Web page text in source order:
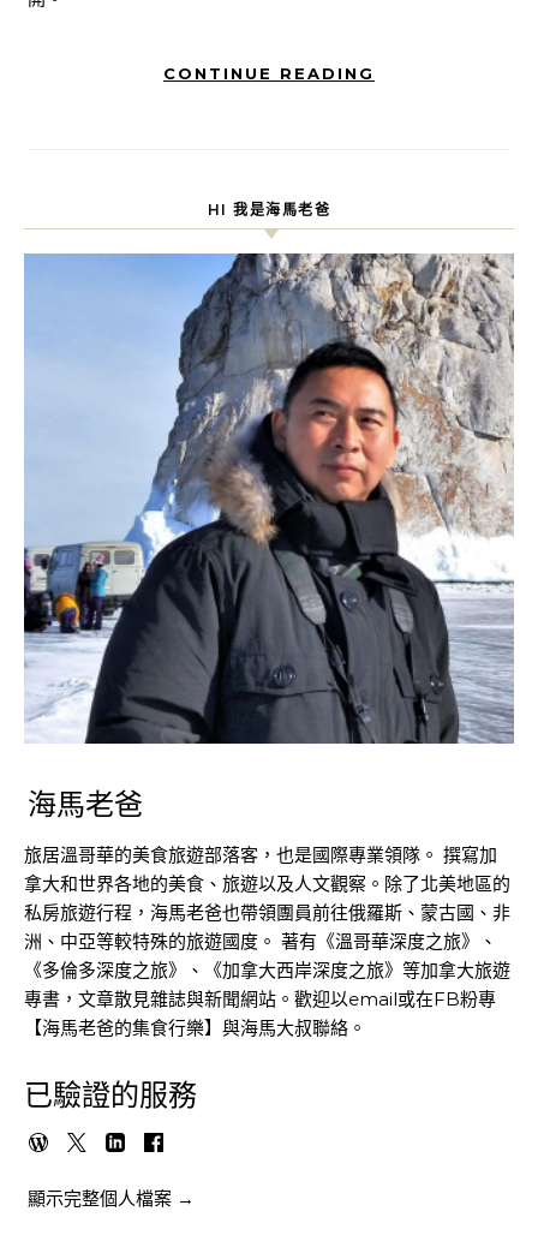
CONTINUE READING
HI 我是海馬老爸
海馬老爸
旅居溫哥華的美食旅遊部落客，也是國際專業領隊。 撰寫加
拿大和世界各地的美食、旅遊以及人文觀察。除了北美地區的
私房旅遊行程，海馬老爸也帶領團員前往俄羅斯、蒙古國、非
洲、中亞等較特殊的旅遊國度。 著有《溫哥華深度之旅》、
《多倫多深度之旅》、《加拿大西岸深度之旅》等加拿大旅遊
專書，文章散見雜誌與新聞網站。歡迎以email或在FB粉專
【海馬老爸的集食行樂】與海馬大叔聯絡。
已驗證的服務
顯示完整個人檔案 →